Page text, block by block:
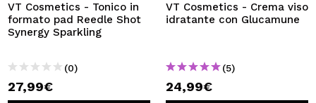
VT Cosmetics - Tonico in
formato pad Reedle Shot
Synergy Sparkling
(0)
27,99€
VT Cosmetics - Crema viso
idratante con Glucamune
(5)
24,99€